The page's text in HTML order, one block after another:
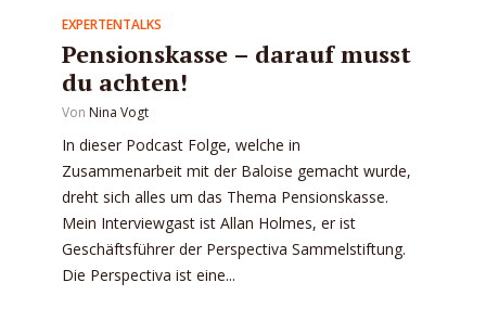
EXPERTENTALKS
Pensionskasse – darauf musst
du achten!
Von Nina Vogt
In dieser Podcast Folge, welche in
Zusammenarbeit mit der Baloise gemacht wurde,
dreht sich alles um das Thema Pensionskasse.
Mein Interviewgast ist Allan Holmes, er ist
Geschäftsführer der Perspectiva Sammelstiftung.
Die Perspectiva ist eine...